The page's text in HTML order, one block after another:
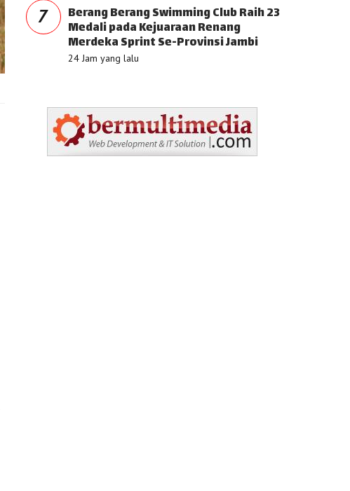
7 Berang Berang Swimming Club Raih 23
Medali pada Kejuaraan Renang
Merdeka Sprint Se-Provinsi Jambi
24 Jam yang lalu